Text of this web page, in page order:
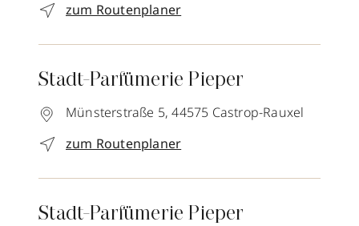
zum Routenplaner
Stadt-Parfümerie Pieper
Münsterstraße 5, 44575 Castrop-Rauxel
zum Routenplaner
Stadt-Parfümerie Pieper